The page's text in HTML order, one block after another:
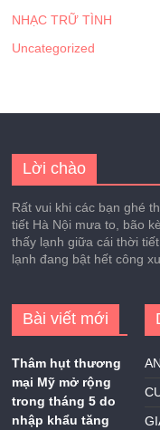
NHẠC TRỮ TÌNH
Uncategorized
Lời chào
Rất vui khi các bạn ghé
tiết Hà Nội mưa to, bão
thấy lạnh giữa cái thời
lạnh đang bật hết công
Bài viết mới
Thâm hụt thương
mại Mỹ mở rộng
trong tháng 5 do
nhập khẩu tăng